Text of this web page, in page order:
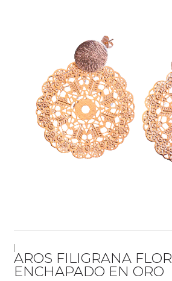
AROS FILIGRANA FLOR
ENCHAPADO EN ORO